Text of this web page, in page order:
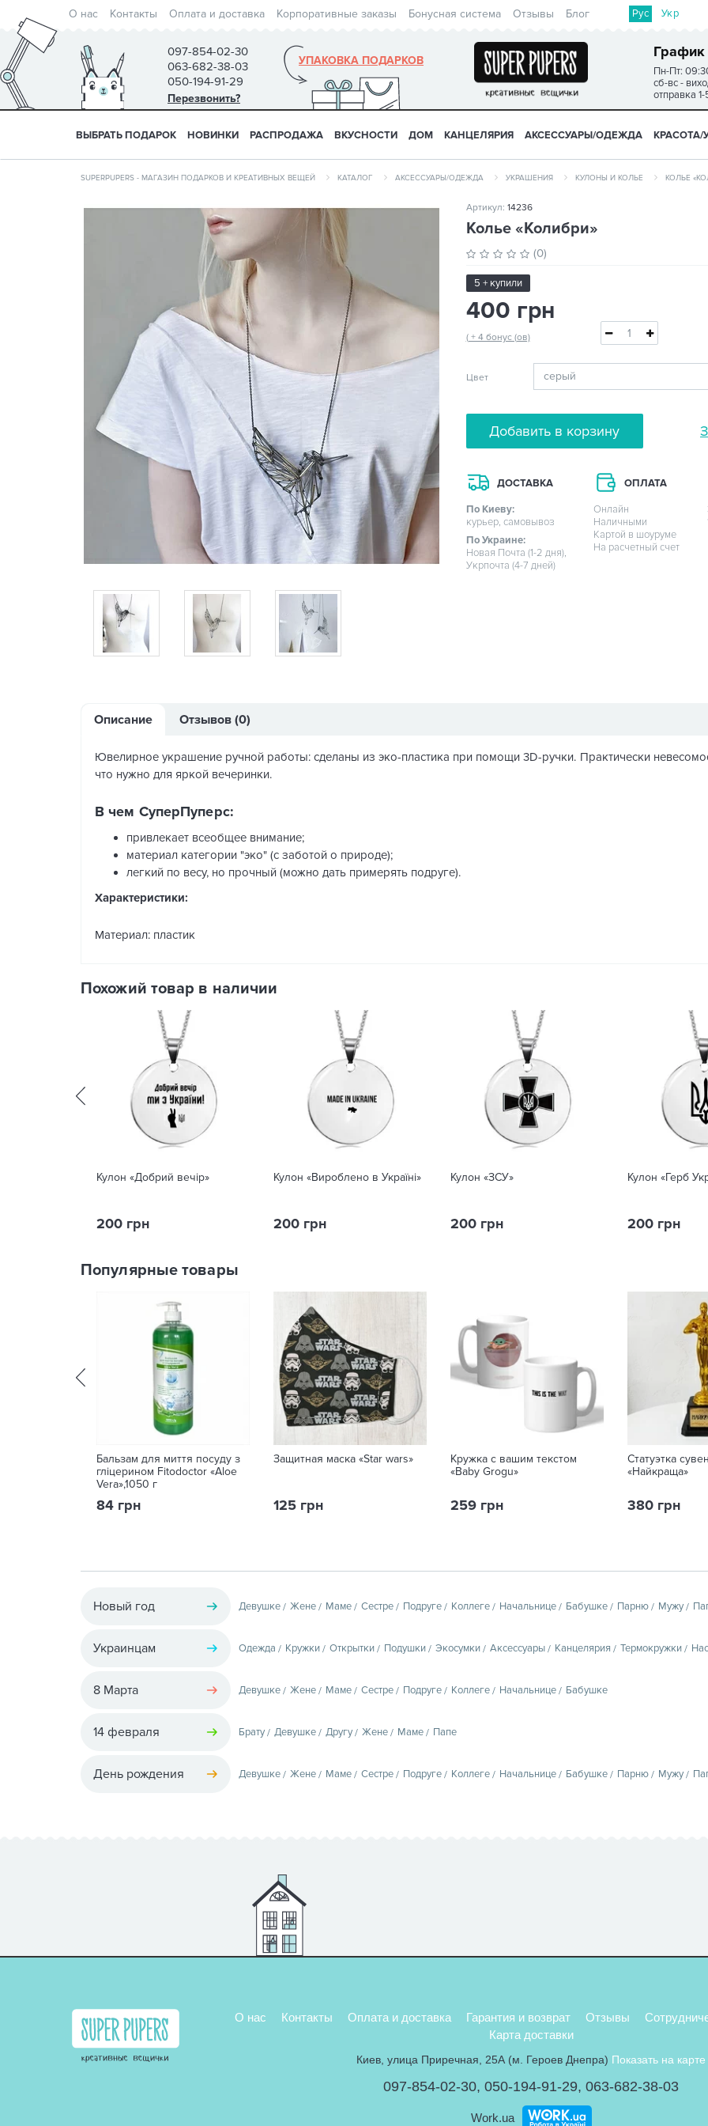
О нас Контакты Оплата и доставка Корпоративные заказы Бонусная система Отзывы Блог Рус Укр
097-854-02-30
063-682-38-03
050-194-91-29
Перезвонить?
График
Пн-Пт:
сб-вс -
отправка
УПАКОВКА ПОДАРКОВ
ВЫБРАТЬ ПОДАРОК НОВИНКИ РАСПРОДАЖА ВКУСНОСТИ ДОМ КАНЦЕЛЯРИЯ АКСЕССУАРЫ/ОДЕЖДА КРАСОТА/
SUPERPUPERS - МАГАЗИН ПОДАРКОВ И КРЕАТИВНЫХ ВЕЩЕЙ КАТАЛОГ АКСЕССУАРЫ/ОДЕЖДА УКРАШЕНИЯ КУЛОНЫ И КОЛЬЕ КОЛЬЕ
Артикул: 14236
Колье «Колибри»
(0)
5 + купили
400 грн
( + 4 бонус (ов)
Цвет
Добавить в корзину
ДОСТАВКА
По Киеву:
курьер, самовывоз
По Украине:
Новая Почта (1-2 дня),
Укрпочта (4-7 дней)
ОПЛАТА
Онлайн
Наличными
Картой в шоуруме
На расчетный счет
Описание Отзывов (0)
Ювелирное украшение ручной работы: сделаны из эко-пластика при помощи 3D-ручки. Практически
что нужно для яркой вечеринки.
В чем СуперПуперс:
привлекает всеобщее внимание;
материал категории "эко" (с заботой о природе);
легкий по весу, но прочный (можно дать примерять подруге).
Характеристики:
Материал: пластик
Похожий товар в наличии
Кулон «‎‎Добрий вечір»
200 грн
Кулон «‎‎Вироблено в Україні»
200 грн
Кулон «‎‎ЗСУ»
200 грн
Кулон «‎‎Герб
200 грн
Популярные товары
Бальзам для миття посуду з
гліцерином Fitodoctor «Aloe
Vera»,1050 г
84 грн
Защитная маска «Star wars»
125 грн
Кружка с вашим текстом
«Baby Grogu»
259 грн
Статуэтка
«Найкраща»
380 грн
Новый год Девушке Жене Маме Сестре Подруге Коллеге Начальнице Бабушке Парню Мужу
Украинцам Одежда Кружки Открытки Подушки Экосумки Аксессуары Канцелярия Термокружки
8 Марта Девушке Жене Маме Сестре Подруге Коллеге Начальнице Бабушке
14 февраля Брату Девушке Другу Жене Маме Папе
День рождения Девушке Жене Маме Сестре Подруге Коллеге Начальнице Бабушке Парню Мужу
О нас Контакты Оплата и доставка Гарантия и возврат Отзывы
Карта доставки
Киев, улица Приречная, 25А (м. Героев Днепра) Показать на карте
097-854-02-30, 050-194-91-29, 063-682-38-03
Work.ua